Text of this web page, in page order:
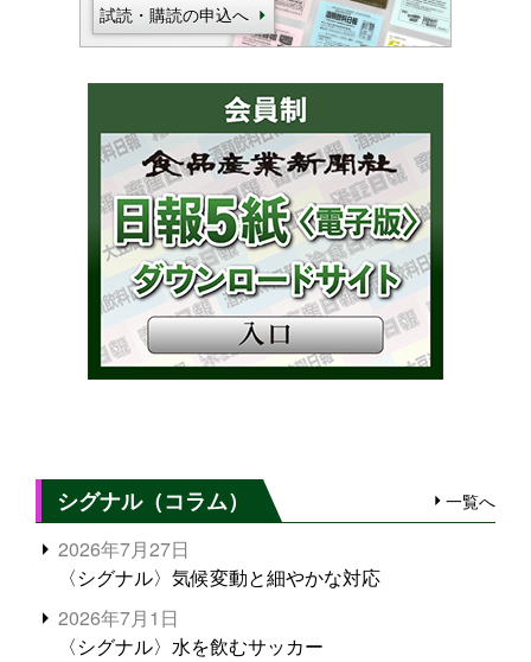
試読・購読の申込へ
シグナル（コラム） 一覧へ
2026年7月27日
〈シグナル〉気候変動と細やかな対応
2026年7月1日
〈シグナル〉水を飲むサッカー